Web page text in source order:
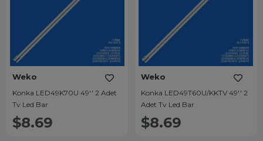
Weko
Konka LED49K70U 49'' 2 Adet
Tv Led Bar
$8.69
Weko
Konka LED49T60U/KKTV 49'' 2
Adet Tv Led Bar
$8.69